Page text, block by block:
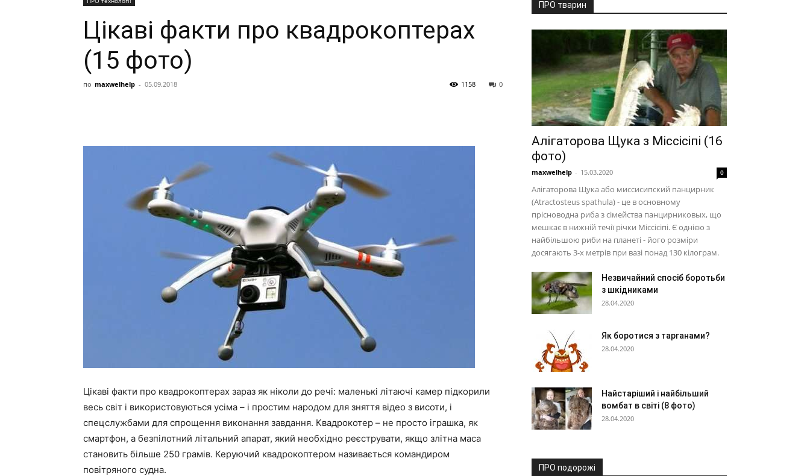
Цікаві факти про квадрокоптерах
(15 фото)
по maxwelhelp - 05.09.2018 0
1158
Цікаві факти про квадрокоптерах зараз як ніколи до речі: маленькі літаючі камер підкорили
весь світ і використовуються усіма – і простим народом для зняття відео з висоти, і
спецслужбами для спрощення виконання завдання. Квадрокотер – не просто іграшка, як
смартфон, а безпілотний літальний апарат, який необхідно реєструвати, якщо злітна маса
становить більше 250 грамів. Керуючий квадрокоптером називається командиром
повітряного судна.
ПРО тварин
Алігаторова Щука з Міссісіпі (16
фото)
maxwelhelp - 15.03.2020 0
Алігаторова Щука або миссисипский панцирник
(Atractosteus spathula) - це в основному
прісноводна риба з сімейства панцирниковых, що
мешкає в нижній течії річки Міссісіпі. Є однією з
найбільшою риби на планеті - його розміри
досягають 3-х метрів при вазі понад 130 кілограм.
Незвичайний спосіб боротьби
з шкідниками
28.04.2020
Як боротися з тарганами?
28.04.2020
Найстаріший і найбільший
вомбат в світі (8 фото)
28.04.2020
ПРО подорожі